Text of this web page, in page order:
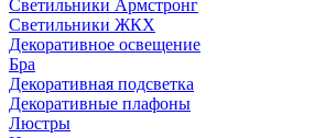
Светильники Армстронг
Светильники ЖКХ
Декоративное освещение
Бра
Декоративная подсветка
Декоративные плафоны
Люстры